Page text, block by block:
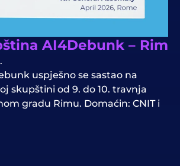
AI4Debunk – Rim
uspješno se sastao na
skupštini od 9. do 10. travnja
gradu Rimu. Domaćin: CNIT i